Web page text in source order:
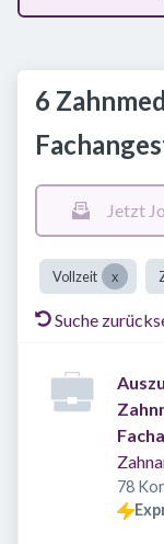
6
Jetzt
Vollzeit
Suche
78